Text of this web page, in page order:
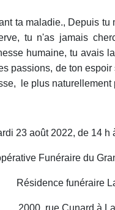
ta maladie., Depuis
tu n'as jamais
humaine, tu avais
passions, de ton
le plus naturellement
23 août 2022, de 14 h
Funéraire du
Résidence funéraire
2000, rue Cunard à